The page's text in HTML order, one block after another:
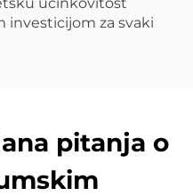
investicijom za svaki
pitanja o